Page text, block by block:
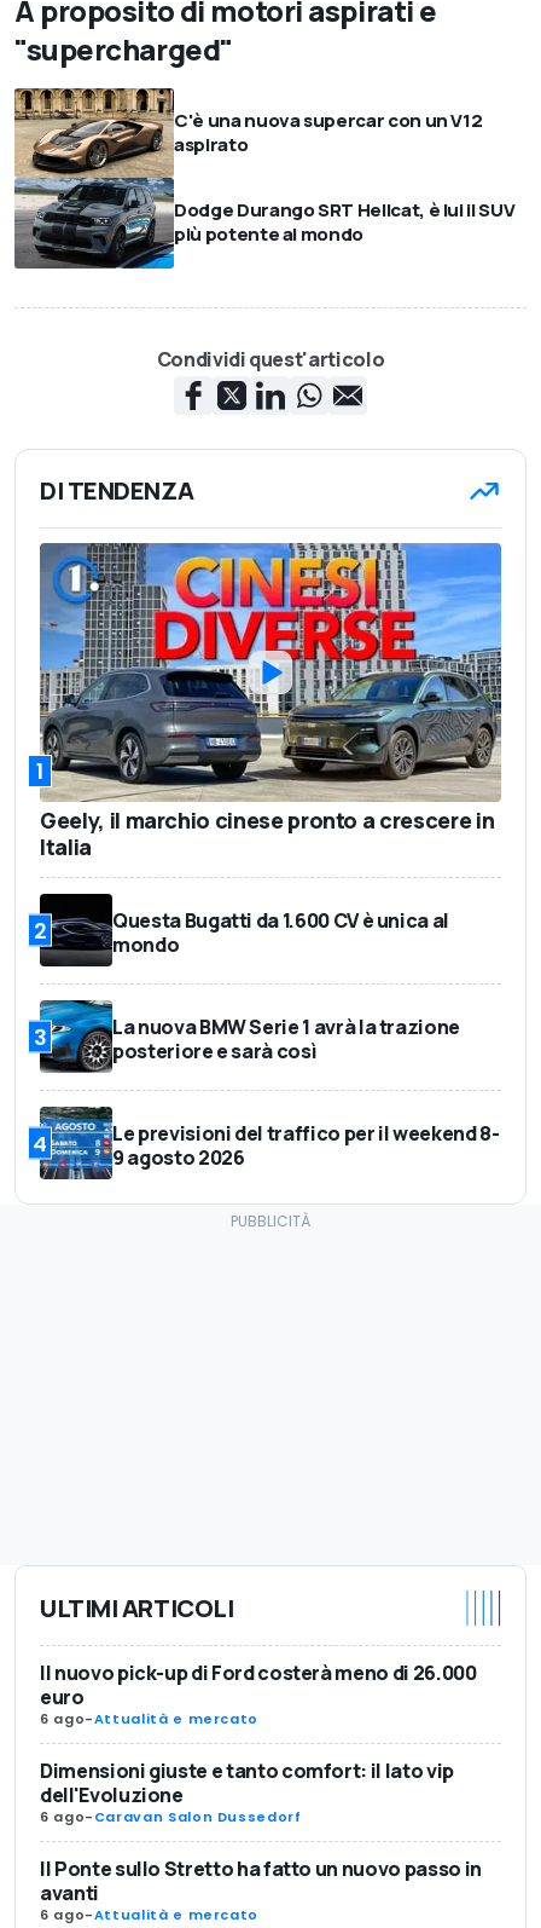
A proposito di motori aspirati e
"supercharged"
C'è una nuova supercar con un V12
aspirato
Dodge Durango SRT Hellcat, è lui il SUV
più potente al mondo
Condividi quest'articolo
DI TENDENZA
1
Geely, il marchio cinese pronto a crescere in
Italia
2
Questa Bugatti da 1.600 CV è unica al
mondo
3
La nuova BMW Serie 1 avrà la trazione
posteriore e sarà così
4
Le previsioni del traffico per il weekend 8-
9 agosto 2026
ULTIMI ARTICOLI
Il nuovo pick-up di Ford costerà meno di 26.000
euro
6 ago-Attualità e mercato
Dimensioni giuste e tanto comfort: il lato vip
dell'Evoluzione
6 ago-Caravan Salon Dussedorf
Il Ponte sullo Stretto ha fatto un nuovo passo in
avanti
6 ago-Attualità e mercato